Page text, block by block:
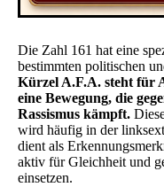
Die Zahl 161 hat eine
bestimmten politischen
Kürzel A.F.A. steht für
eine Bewegung, die
Rassismus kämpft.
wird häufig in der
dient als
aktiv für Gleichheit und
einsetzen.